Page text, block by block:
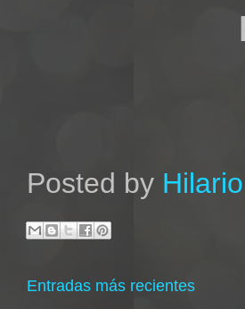
Posted by
Entradas más recientes